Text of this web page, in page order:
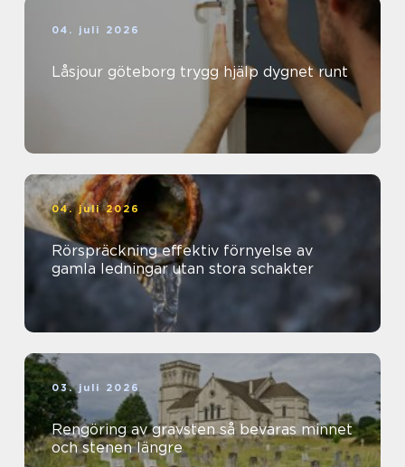
04. juli 2026
Låsjour göteborg trygg hjälp dygnet runt
04. juli 2026
Rörspräckning effektiv förnyelse av
gamla ledningar utan stora schakter
03. juli 2026
Rengöring av gravsten så bevaras minnet
och stenen längre